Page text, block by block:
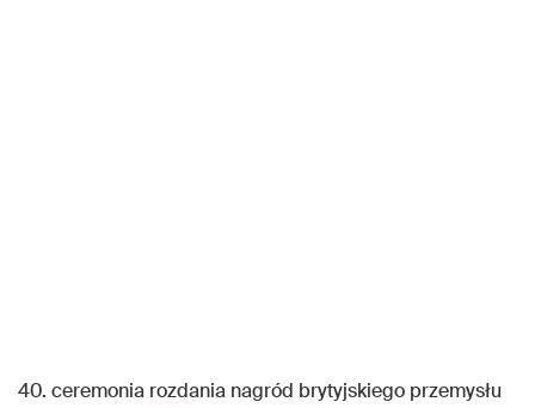
40. ceremonia rozdania nagród brytyjskiego przemysłu